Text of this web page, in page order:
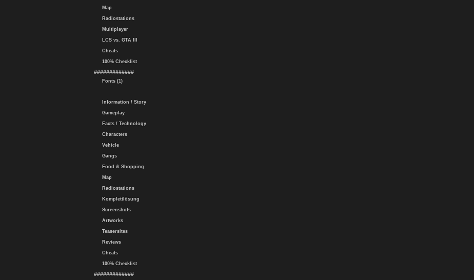
Map
Radiostations
Multiplayer
LCS vs. GTA III
Cheats
100% Checklist
#############
Fonts (1)
Information / Story
Gameplay
Facts / Technology
Characters
Vehicle
Gangs
Food & Shopping
Map
Radiostations
Komplettlösung
Screenshots
Artworks
Teasersites
Reviews
Cheats
100% Checklist
#############